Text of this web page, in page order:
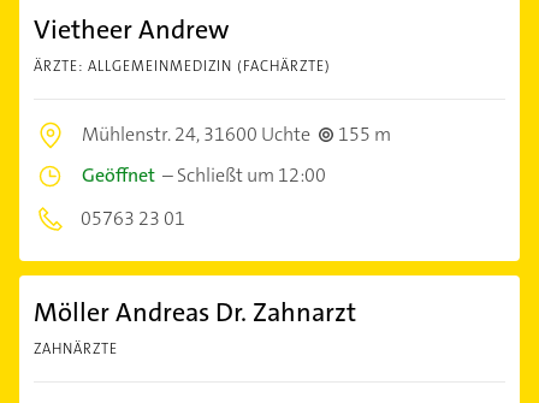
Vietheer Andrew
ÄRZTE: ALLGEMEINMEDIZIN (FACHÄRZTE)
Mühlenstr. 24,31600 Uchte
155 m
Geöffnet –Schließt um 12:00
05763 23 01
Möller Andreas Dr. Zahnarzt
ZAHNÄRZTE